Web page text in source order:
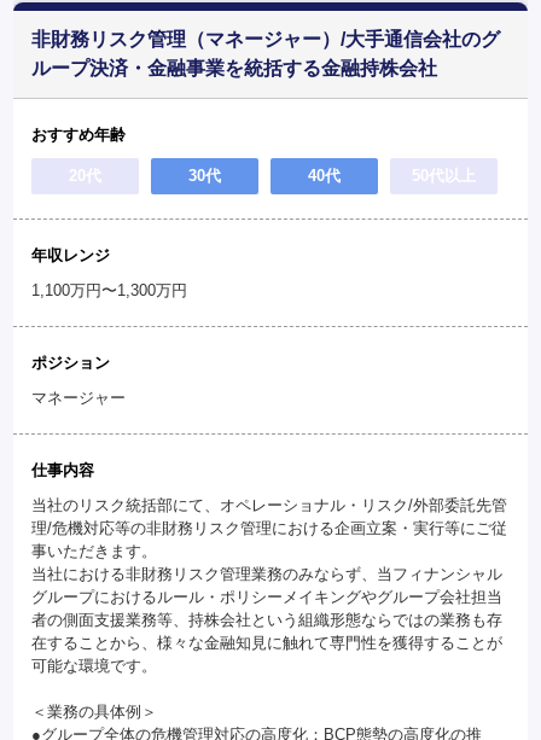
非財務リスク管理（マネージャー）/大手通信会社のグ
ループ決済・金融事業を統括する金融持株会社
おすすめ年齢
20代 30代 40代 50代以上
年収レンジ
1,100万円〜1,300万円
ポジション
マネージャー
仕事内容
当社のリスク統括部にて、オペレーショナル・リスク/外部委託先管
理/危機対応等の非財務リスク管理における企画立案・実行等にご従
事いただきます。
当社における非財務リスク管理業務のみならず、当フィナンシャル
グループにおけるルール・ポリシーメイキングやグループ会社担当
者の側面支援業務等、持株会社という組織形態ならではの業務も存
在することから、様々な金融知見に触れて専門性を獲得することが
可能な環境です。
＜業務の具体例＞
●グループ全体の危機管理対応の高度化：BCP態勢の高度化の推